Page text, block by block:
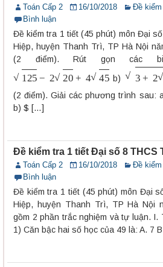
Toán Cấp 2 16/10/2018 Đề kiểm
Bình luận
Đề kiểm tra 1 tiết (45 phút) môn Đại
Hiệp, huyện Thanh Trì, TP Hà Nội
(2 điểm). Rút gọn các
125−2 20+ 445 b) 3+2 2 6 −
(2 điểm). Giải các phương trình sau:
b) $ […]
Đề kiểm tra 1 tiết Đại số 8 THCS
Toán Cấp 2 16/10/2018 Đề kiểm
Bình luận
Đề kiểm tra 1 tiết (45 phút) môn Đại
Hiệp, huyện Thanh Trì, TP Hà Nội
gồm 2 phần trắc nghiệm và tự luận. I.
1) Căn bậc hai số học của 49 là: A. 7